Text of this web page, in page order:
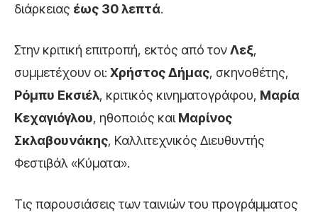
διάρκειας έως 30 λεπτά.
Στην κριτική επιτροπή, εκτός από τονΛεξ,
συμμετέχουν οι: Χρήστος Δήμας, σκηνοθέτης,
Ρόμπυ Εκσιέλ, κριτικός κινηματογράφου, Μαρία
Κεχαγιόγλου, ηθοποιός καιΜαρίνος
Σκλαβουνάκης, Καλλιτεχνικός Διευθυντής
Φεστιβάλ «Κύματα».
Τις παρουσιάσεις των ταινιών του προγράμματος